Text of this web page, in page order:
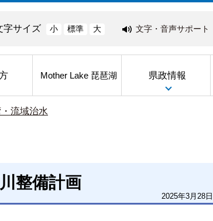
字サイズ 小 標準 大 文字・音声サポート
Mother Lake 琵琶湖 県政情報
流域治水
整備計画
2025年3月28日